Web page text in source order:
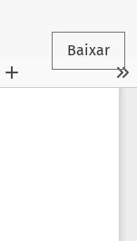
Baixar